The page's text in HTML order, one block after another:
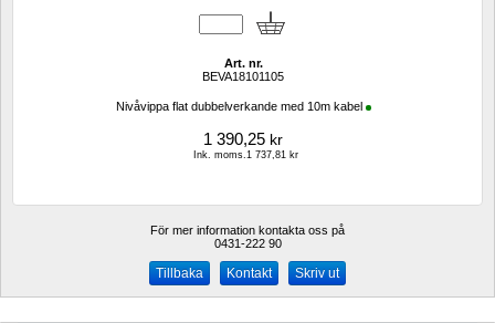
Art. nr.
BEVA18101105
Nivåvippa flat dubbelverkande med 10m kabel
1 390,25 kr
Ink. moms.1 737,81 kr
För mer information kontakta oss på
0431-222 90
Kontakt Skriv ut